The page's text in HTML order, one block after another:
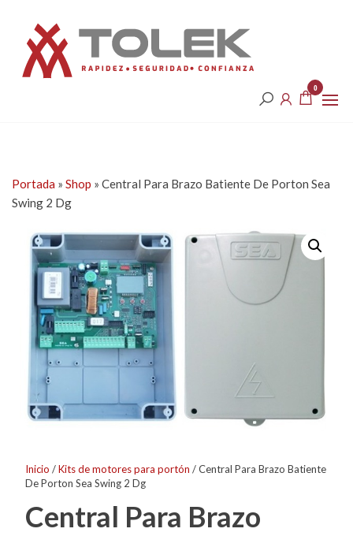
contenido
0
Portada » Shop » Central Para Brazo Batiente De Porton Sea
Swing 2 Dg
Inicio /Kits de motores para portón / Central Para Brazo Batiente
De Porton Sea Swing 2 Dg
Central Para Brazo